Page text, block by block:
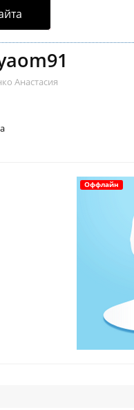
Анастасия
Оффлайн